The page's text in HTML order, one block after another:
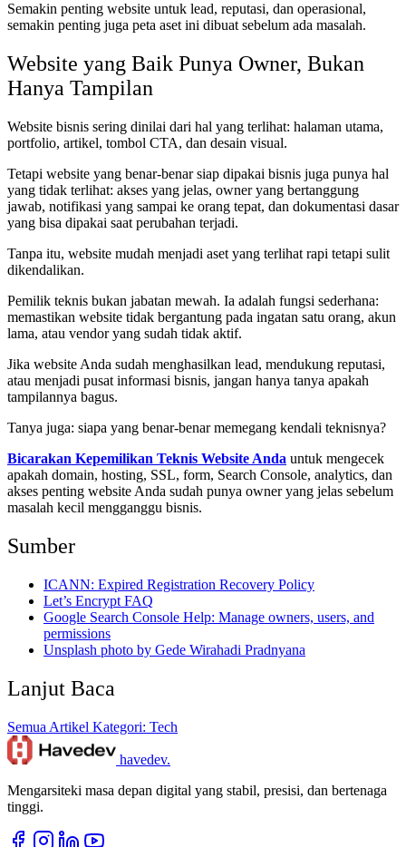
Semakin penting website untuk lead, reputasi, dan operasional,
semakin penting juga peta aset ini dibuat sebelum ada masalah.
Website yang Baik Punya Owner, Bukan
Hanya Tampilan
Website bisnis sering dinilai dari hal yang terlihat: halaman utama,
portfolio, artikel, tombol CTA, dan desain visual.
Tetapi website yang benar-benar siap dipakai bisnis juga punya hal
yang tidak terlihat: akses yang jelas, owner yang bertanggung
jawab, notifikasi yang sampai ke orang tepat, dan dokumentasi dasar
yang bisa dipakai saat perubahan terjadi.
Tanpa itu, website mudah menjadi aset yang terlihat rapi tetapi sulit
dikendalikan.
Pemilik teknis bukan jabatan mewah. Ia adalah fungsi sederhana:
memastikan website tidak bergantung pada ingatan satu orang, akun
lama, atau vendor yang sudah tidak aktif.
Jika website Anda sudah menghasilkan lead, mendukung reputasi,
atau menjadi pusat informasi bisnis, jangan hanya tanya apakah
tampilannya bagus.
Tanya juga: siapa yang benar-benar memegang kendali teknisnya?
Bicarakan Kepemilikan Teknis Website Anda untuk mengecek
apakah domain, hosting, SSL, form, Search Console, analytics, dan
akses penting website Anda sudah punya owner yang jelas sebelum
masalah kecil mengganggu bisnis.
Sumber
ICANN: Expired Registration Recovery Policy
Let’s Encrypt FAQ
Google Search Console Help: Manage owners, users, and
permissions
Unsplash photo by Gede Wirahadi Pradnyana
Lanjut Baca
Semua Artikel Kategori: Tech
havedev.
Mengarsiteki masa depan digital yang stabil, presisi, dan bertenaga
tinggi.